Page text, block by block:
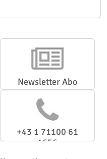
Newsletter Abo
+43 1 71100 61
1656